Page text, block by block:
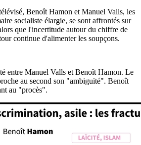
Benoît Hamon et Manuel Valls, les
socialiste élargie, se sont affrontés sur
que l'incertitude autour du chiffre de
continue d'alimenter les soupçons.
entre Manuel Valls et Benoît Hamon. Le
au second son "ambiguïté". Benoît
au "procès".